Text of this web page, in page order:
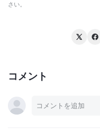
さい。
コメント